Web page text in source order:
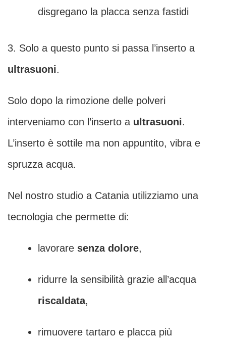
disgregano la placca senza fastidi
3. Solo a questo punto si passa l’inserto a
ultrasuoni.
Solo dopo la rimozione delle polveri
interveniamo con l’inserto a ultrasuoni.
L’inserto è sottile ma non appuntito, vibra e
spruzza acqua.
Nel nostro studio a Catania utilizziamo una
tecnologia che permette di:
lavorare senza dolore,
ridurre la sensibilità grazie all’acqua
riscaldata,
rimuovere tartaro e placca più